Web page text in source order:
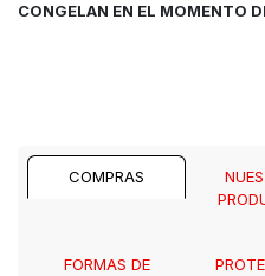
CONGELAN EN EL MOMENTO
COMPRAS
FORMAS DE